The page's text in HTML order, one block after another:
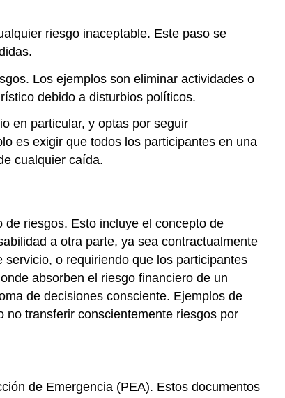
riesgo inaceptable. Este paso se
Los ejemplos son eliminar actividades o
debido a disturbios políticos.
en particular, y optas por seguir
es exigir que todos los participantes en una
cualquier caída.
riesgos. Esto incluye el concepto de
a otra parte, ya sea contractualmente
o requiriendo que los participantes
absorben el riesgo financiero de un
de decisiones consciente. Ejemplos de
no transferir conscientemente riesgos por
de Emergencia (PEA). Estos documentos